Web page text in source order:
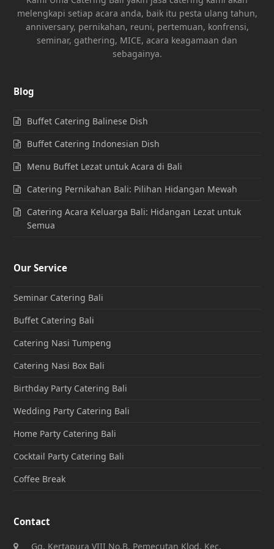
melengkapi setiap acara anda, baik itu pesta ulang tahun,
anniversary, pernikahan, reuni, pertemuan, konfrensi,
seminar, gathering, MICE, acara keagamaan dan
sebagainya.
Blog
Buffet Catering Balinese Dish
Buffet Catering Indonesian Dish
Menu Buffet Lezat untuk Acara di Bali
Catering Pernikahan Bali: Pilihan Hidangan Mewah
Catering Acara Keluarga Bali: Hidangan Lezat untuk
Semua
Our Service
Seminar Catering Bali
Buffet Catering Bali
Catering Nasi Tumpeng
Catering Nasi Box Bali
Birthday Party Catering Bali
Wedding Party Catering Bali
Home Party Catering Bali
Cocktail Party Catering Bali
Coffee Break
Contact
Gg. Kertapura VIII No.B, Pemecutan Klod, Kec.